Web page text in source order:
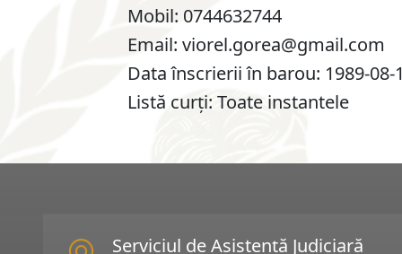
Mobil: 0744632744
Email: viorel.gorea@gmail.com
Data înscrierii în barou: 1989-08-
Listă curți: Toate instantele
Serviciul de Asistență Judiciară